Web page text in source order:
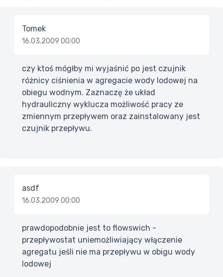
Tomek
16.03.2009 00:00
czy ktoś mógłby mi wyjaśnić po jest czujnik
różnicy ciśnienia w agregacie wody lodowej na
obiegu wodnym. Zaznaczę że układ
hydrauliczny wyklucza możliwość pracy ze
zmiennym przepływem oraz zainstalowany jest
czujnik przepływu.
asdf
16.03.2009 00:00
prawdopodobnie jest to flowswich -
przepływostat uniemożliwiający włączenie
agregatu jeśli nie ma przepływu w obigu wody
lodowej